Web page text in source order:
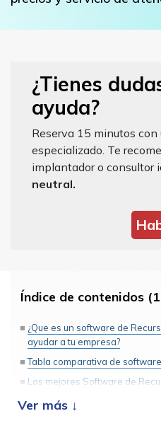
¿Tienes
ayuda?
Reserva 15 minutos con
especializado. Te
implantador o consultor
neutral.
Índice de contenidos
¿Que es un software de
ayudar a tu empresa?
Tabla comparativa de
Los mejores Software de
Cezanne HR